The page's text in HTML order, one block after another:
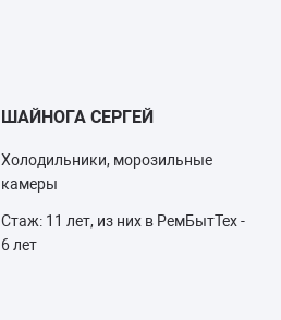
ШАЙНОГА СЕРГЕЙ
Холодильники, морозильные
камеры
Стаж: 11 лет, из них в РемБытТех -
6 лет